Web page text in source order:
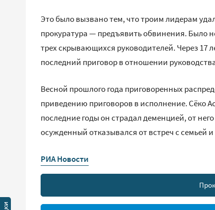
Это было вызвано тем, что троим лидерам
прокуратура — предъявить обвинения. Было
трех скрывающихся руководителей. Через 17
последний приговор в отношении
Весной прошлого года приговоренных
приведению приговоров в исполнение. Сёко
последние годы он страдал деменцией, от
осужденный отказывался от встреч с семьей
РИА Новости